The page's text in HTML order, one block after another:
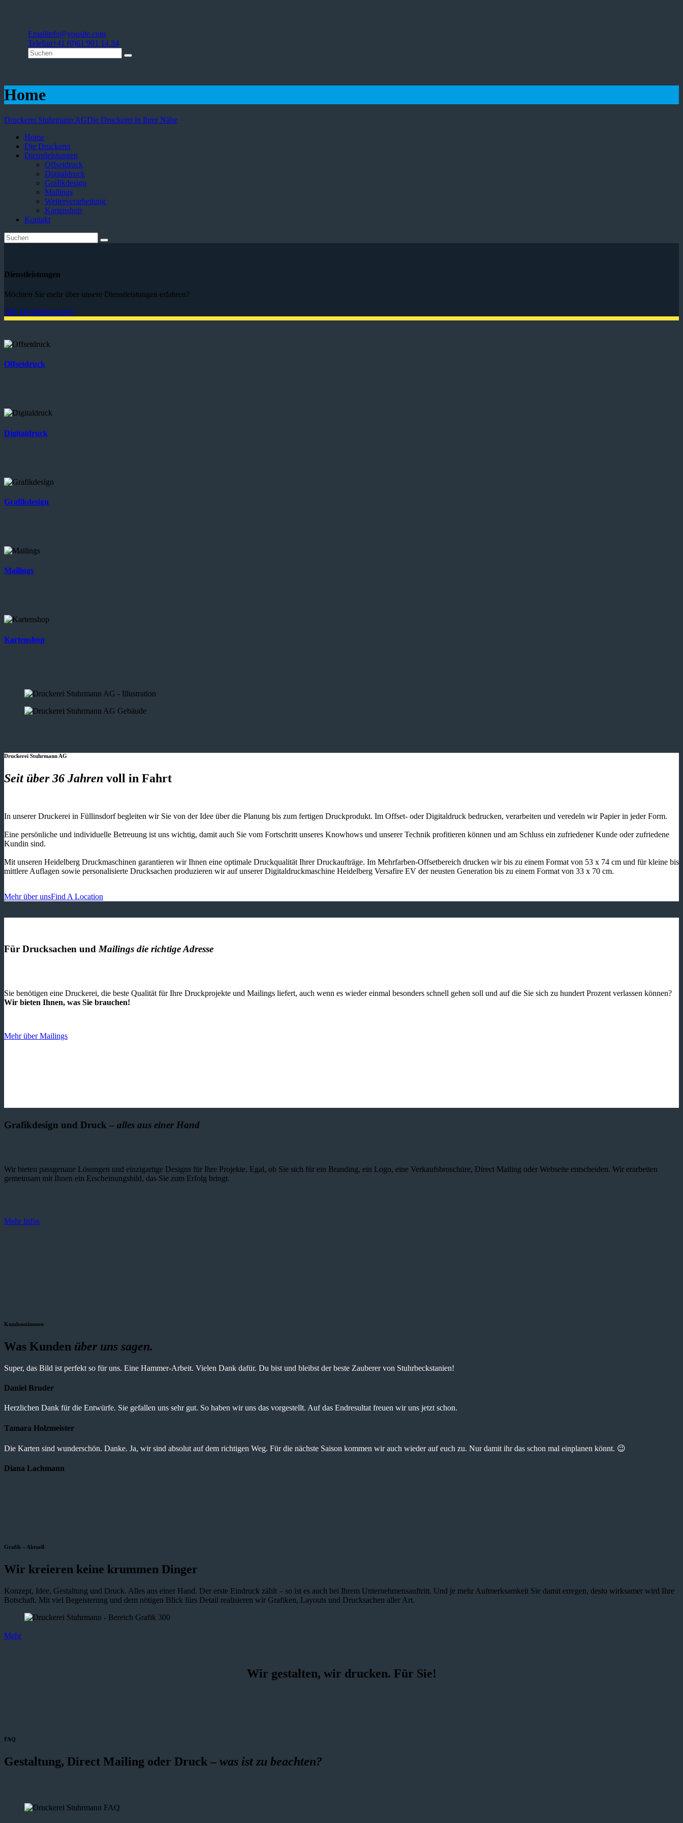
Emailinfo@yousite.com
Telefon+41 (0)61 901 14 34
Home
Druckerei Stuhrmann AGDie Druckerei in Ihrer Nähe
Home
Die Druckerei
Dienstleistungen
Offsetdruck
Digitaldruck
Grafikdesign
Mailings
Weiterverarbeitung
Kartenshop
Kontakt
Dienstleistungen
Möchten Sie mehr über unsere Dienstleistungen erfahren?
Alle Dienstleistungen
Offsetdruck
Digitaldruck
Grafikdesign
Mailings
Kartenshop
Druckerei Stuhrmann AG
Seit über 36 Jahren voll in Fahrt
In unserer Druckerei in Füllinsdorf begleiten wir Sie von der Idee über die Planung bis zum fertigen Druckprodukt. Im Offset- oder Digitaldruck bedrucken, verarbeiten und veredeln wir Papier in jeder Form.
Eine persönliche und individuelle Betreuung ist uns wichtig, damit auch Sie vom Fortschritt unseres Knowhows und unserer Technik profitieren können und am Schluss ein zufriedener Kunde oder zufriedene
Kundin sind.
Mit unseren Heidelberg Druckmaschinen garantieren wir Ihnen eine optimale Druckqualität Ihrer Druckaufträge. Im Mehrfarben-Offsetbereich drucken wir bis zu einem Format von 53 x 74 cm und für kleine bis
mittlere Auflagen sowie personalisierte Drucksachen produzieren wir auf unserer Digitaldruckmaschine Heidelberg Versafire EV der neusten Generation bis zu einem Format von 33 x 70 cm.
Mehr über unsFind A Location
Für Drucksachen und Mailings die richtige Adresse
Sie benötigen eine Druckerei, die beste ­Qualität für Ihre Druckprojekte und Mailings liefert, auch wenn es wieder einmal besonders schnell gehen soll und auf die Sie sich zu hundert Prozent verlassen können?
Wir bieten Ihnen, was Sie brauchen!
Mehr über Mailings
Grafikdesign und Druck – alles aus einer Hand
Wir bieten passgenaue Lösungen und einzig­artige Designs für Ihre Projekte. Egal, ob Sie sich für ein Branding, ein Logo, eine Verkaufsbroschüre, Direct Mailing oder Webseite entscheiden. Wir erarbeiten
gemeinsam mit Ihnen ein Erscheinungsbild, das Sie zum Erfolg bringt.
Mehr Infos
Kundenstimmen
Was Kunden über uns sagen.
Super, das Bild ist perfekt so für uns. Eine Hammer-Arbeit. Vielen Dank dafür. Du bist und bleibst der beste Zauberer von Stuhrbeckstanien!
Daniel Bruder
Herzlichen Dank für die Entwürfe. Sie gefallen uns sehr gut. So haben wir uns das vorgestellt. Auf das Endresultat freuen wir uns jetzt schon.
Tamara Holzmeister
Die Karten sind wunderschön. Danke. Ja, wir sind absolut auf dem richtigen Weg. Für die nächste Saison kommen wir auch wieder auf euch zu. Nur damit ihr das schon mal einplanen könnt. 😉
Diana Lachmann
Grafik – Aktuell
Wir kreieren keine krummen Dinger
Konzept, Idee, Gestaltung und Druck. Alles aus einer Hand. Der erste Eindruck zählt – so ist es auch bei Ihrem Unternehmensauftritt. Und je mehr Aufmerksamkeit Sie damit erregen, desto wirksamer wird Ihre
Botschaft. Mit viel Begeisterung und dem nötigen Blick fürs Detail realisieren wir Grafiken, Layouts und Drucksachen aller Art.
Mehr
Wir gestalten, wir drucken. Für Sie!
FAQ
Gestaltung, Direct Mailing oder Druck – was ist zu beachten?